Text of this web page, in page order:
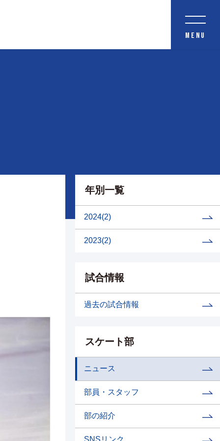
MENU
年別一覧
2024(2)
2023(2)
試合情報
過去の試合情報
スケート部
ニュース
部員・スタッフ
部の紹介
SNSリンク